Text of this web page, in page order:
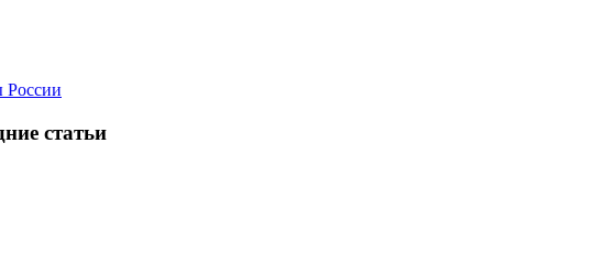
России
статьи